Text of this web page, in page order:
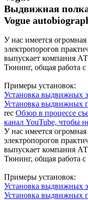
Выдвижная
Vogue
У нас имеется
электропорогов
выпускает компания
Тюнинг, общая работа с
Примеры установок:
Установка выдвижных
Установка выдвижных
rec Обзор в процессе
канал YouTube, чтобы
У нас имеется
электропорогов
выпускает компания
Тюнинг, общая работа с
Примеры установок:
Установка выдвижных
Установка выдвижных